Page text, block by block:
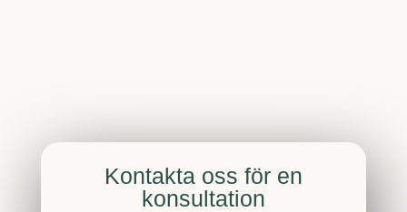
Kontakta oss för en
konsultation